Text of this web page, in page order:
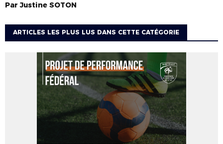
ParJustine SOTON
ARTICLES LES PLUS LUS DANS CETTE CATÉGORIE